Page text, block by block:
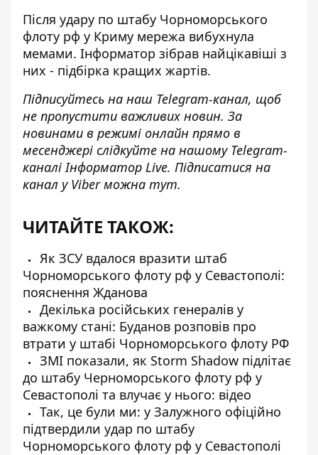
Після удару по штабу Чорноморського
флоту рф у Криму мережа вибухнула
мемами. Інформатор зібрав найцікавіші з
них - підбірка кращих жартів.
Підписуйтесь на наш Telegram-канал, щоб
не пропустити важливих новин. За
новинами в режимі онлайн прямо в
месенджері слідкуйте на нашому Telegram-
каналіІнформатор Live. Підписатися на
канал у Viber можна тут.
ЧИТАЙТЕ ТАКОЖ:
Як ЗСУ вдалося вразити штаб
Чорноморського флоту рф у Севастополі:
пояснення Жданова
Декілька російських генералів у
важкому стані: Буданов розповів про
втрати у штабі Чорноморського флоту РФ
ЗМІ показали, як Storm Shadow підлітає
до штабу Черноморського флоту рф у
Севастополі та влучає у нього: відео
Так, це були ми: у Залужного офіційно
підтвердили удар по штабу
Чорноморського флоту рф у Севастополі